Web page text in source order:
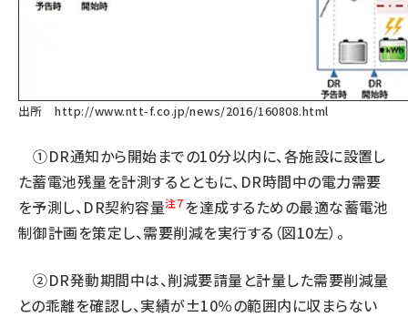
出所http://www.ntt-f.co.jp/news/2016/160808.html
①DR通知から開始までの10分以内に、各施設に設置し
た蓄電池残量を計測するとともに、DR時間中の電力需要
を予測し、DR契約容量注7 を達成するための最適な蓄電池
制御計画を策定し、需要削減を実行する（図10左）。
②DR発動期間中は、削減要請量と計量した需要削減量
との乖離を確認し、実績が±10％の範囲内に収まらない